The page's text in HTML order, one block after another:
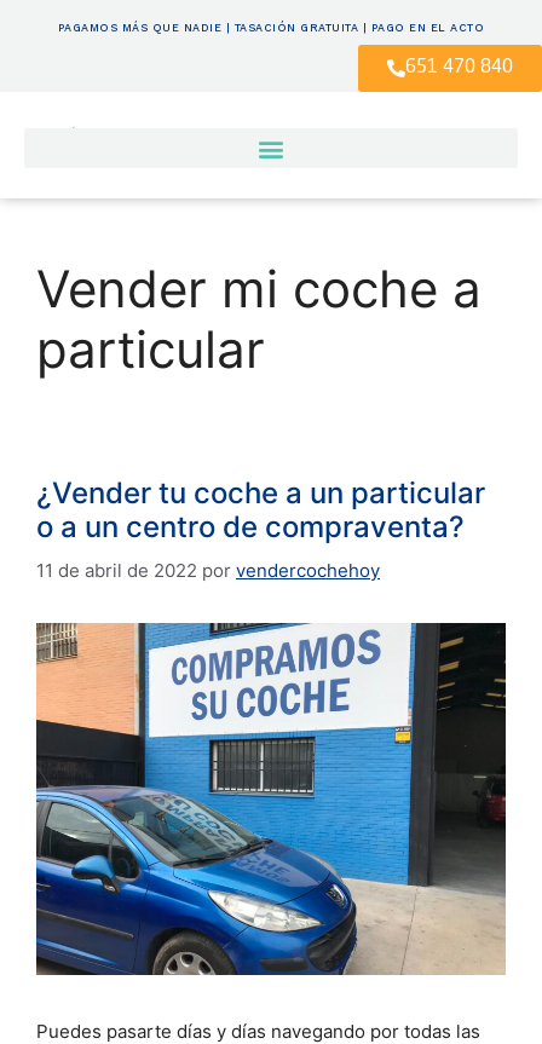
PAGAMOS MÁS QUE NADIE | TASACIÓN GRATUITA | PAGO EN EL ACTO
651 470 840
Vender mi coche a
particular
¿Vender tu coche a un particular
o a un centro de compraventa?
11 de abril de 2022 por vendercochehoy
Puedes pasarte días y días navegando por todas las